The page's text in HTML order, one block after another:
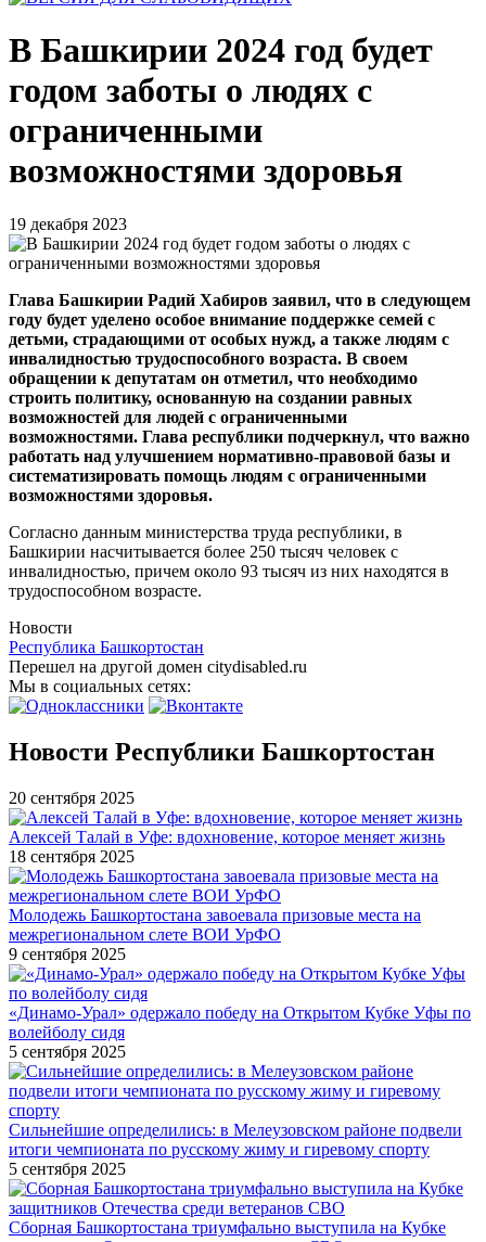
В Башкирии 2024 год будет
годом заботы о людях с
ограниченными
возможностями здоровья
19 декабря 2023
Глава Башкирии Радий Хабиров заявил, что в следующем
году будет уделено особое внимание поддержке семей с
детьми, страдающими от особых нужд, а также людям с
инвалидностью трудоспособного возраста. В своем
обращении к депутатам он отметил, что необходимо
строить политику, основанную на создании равных
возможностей для людей с ограниченными
возможностями. Глава республики подчеркнул, что важно
работать над улучшением нормативно-правовой базы и
систематизировать помощь людям с ограниченными
возможностями здоровья.
Согласно данным министерства труда республики, в
Башкирии насчитывается более 250 тысяч человек с
инвалидностью, причем около 93 тысяч из них находятся в
трудоспособном возрасте.
Новости
Республика Башкортостан
Перешел на другой домен citydisabled.ru
Мы в социальных сетях:
Новости Республики Башкортостан
20 сентября 2025
Алексей Талай в Уфе: вдохновение, которое меняет жизнь
18 сентября 2025
Молодежь Башкортостана завоевала призовые места на
межрегиональном слете ВОИ УрФО
9 сентября 2025
«Динамо-Урал» одержало победу на Открытом Кубке Уфы по
волейболу сидя
5 сентября 2025
Сильнейшие определились: в Мелеузовском районе подвели
итоги чемпионата по русскому жиму и гиревому спорту
5 сентября 2025
Сборная Башкортостана триумфально выступила на Кубке